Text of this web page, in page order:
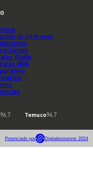
de intereses
Radio
Web
96.7 Temuco96.7
Potenciado por Digitalproserver 2024